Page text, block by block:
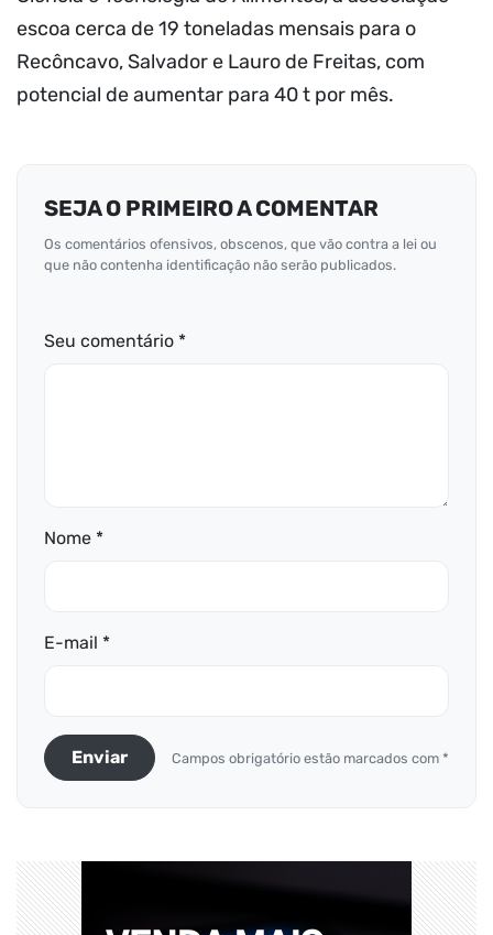
escoa cerca de 19 toneladas mensais para o
Recôncavo, Salvador e Lauro de Freitas, com
potencial de aumentar para 40 t por mês.
SEJA O PRIMEIRO A COMENTAR
Os comentários ofensivos, obscenos, que vão contra a lei ou
que não contenha identificação não serão publicados.
Seu comentário *
Nome *
E-mail *
Enviar Campos obrigatório estão marcados com *